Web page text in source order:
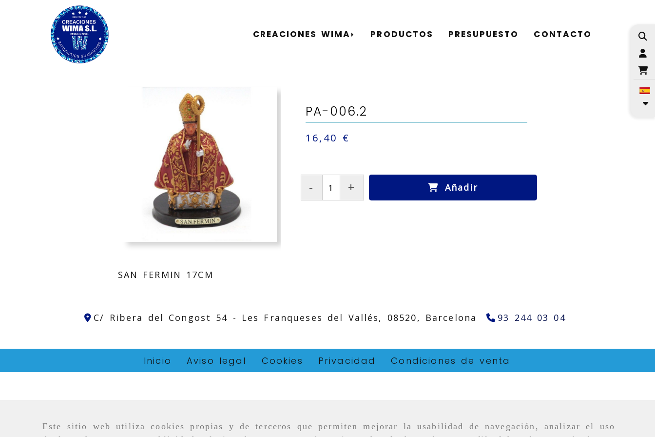
Este sitio web utiliza cookies propias y de terceros que permiten mejorar la usabilidad de navegación, analizar el uso
CREACIONES WIMA PRODUCTOS PRESUPUESTO CONTACTO
PA-006.2
16,40 €
- + Añadir
SAN FERMIN 17CM
C/ Ribera del Congost 54 - Les Franqueses del Vallés, 08520, Barcelona 93 244 03 04
Inicio Aviso legal Cookies Privacidad Condiciones de venta